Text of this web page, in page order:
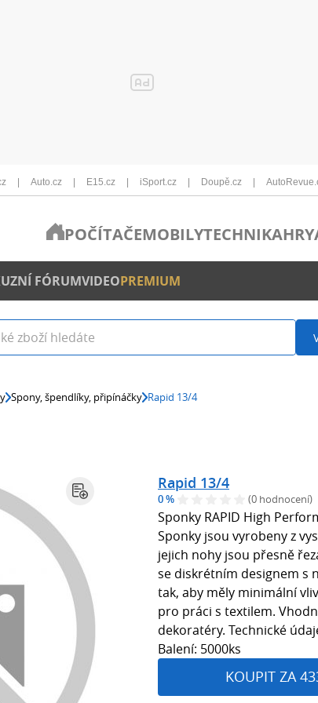
Auto.cz E15.cz iSport.cz Doupě.cz
POČÍTAČEMOBILYTECHNIKAHRY
FÓRUMVIDEOPREMIUM
Spony, špendlíky, připínáčky Rapid 13/4
Rapid 13/4
0 % (0 hodnocení)
Sponky RAPID High
Sponky jsou vyrobeny z
jejich nohy jsou přesně
se diskrétním designem s
tak, aby měly minimální
pro práci s textilem.
dekoratéry. Technické
Balení: 5000ks
KOUPIT ZA